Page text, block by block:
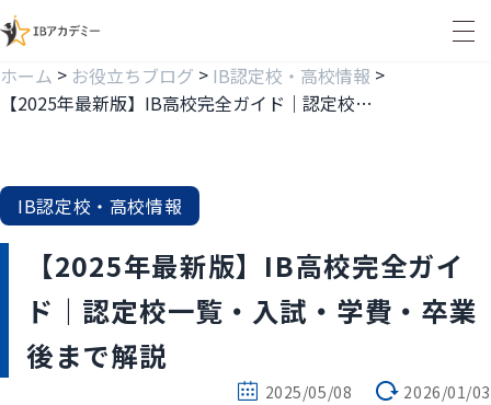
ホーム > お役立ちブログ > IB認定校・高校情報 >
【2025年最新版】IB高校完全ガイド｜認定校一覧・入試・学費・卒業後まで解説
IB認定校・高校情報
【2025年最新版】IB高校完全ガイ
ド｜認定校一覧・入試・学費・卒業
後まで解説
2025/05/08 2026/01/03